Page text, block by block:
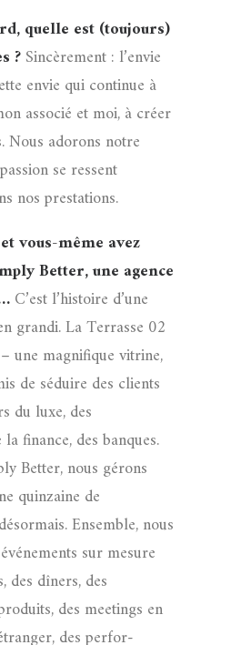
quelle est (toujours)
?Sincèrement : l’envie
envie qui continue à
associé et moi, à créer
Nous adorons notre
se ressent
nos prestations.
vous-même avez
Better, une agence
C’est l’histoire d’une
grandi. La Terrasse 02
une magnifique vitrine,
de séduire des clients
du luxe, des
finance, des banques.
Better, nous gérons
quinzaine de
Ensemble, nous
sur mesure
des dîners, des
des meetings en
des perfor-